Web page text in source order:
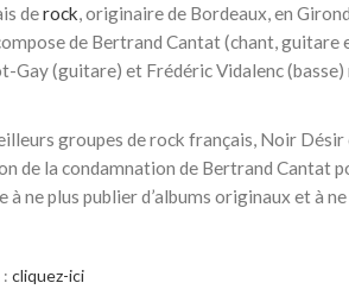
derock, originaire de Bordeaux, en
de Bertrand Cantat (chant, guitare
Gay (guitare) et Frédéric Vidalenc (basse)
groupes de rock français, Noir
de la condamnation de Bertrand Cantat
ne plus publier d’albums originaux et à
:cliquez-ici